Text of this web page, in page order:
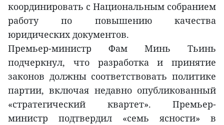
координировать с Национальным собранием
работу по повышению качества
юридических документов.
Премьер-министр Фам Минь Тьинь
подчеркнул, что разработка и принятие
законов должны соответствовать политике
партии, включая недавно опубликованный
«стратегический квартет». Премьер-
министр подтвердил «семь ясности» в